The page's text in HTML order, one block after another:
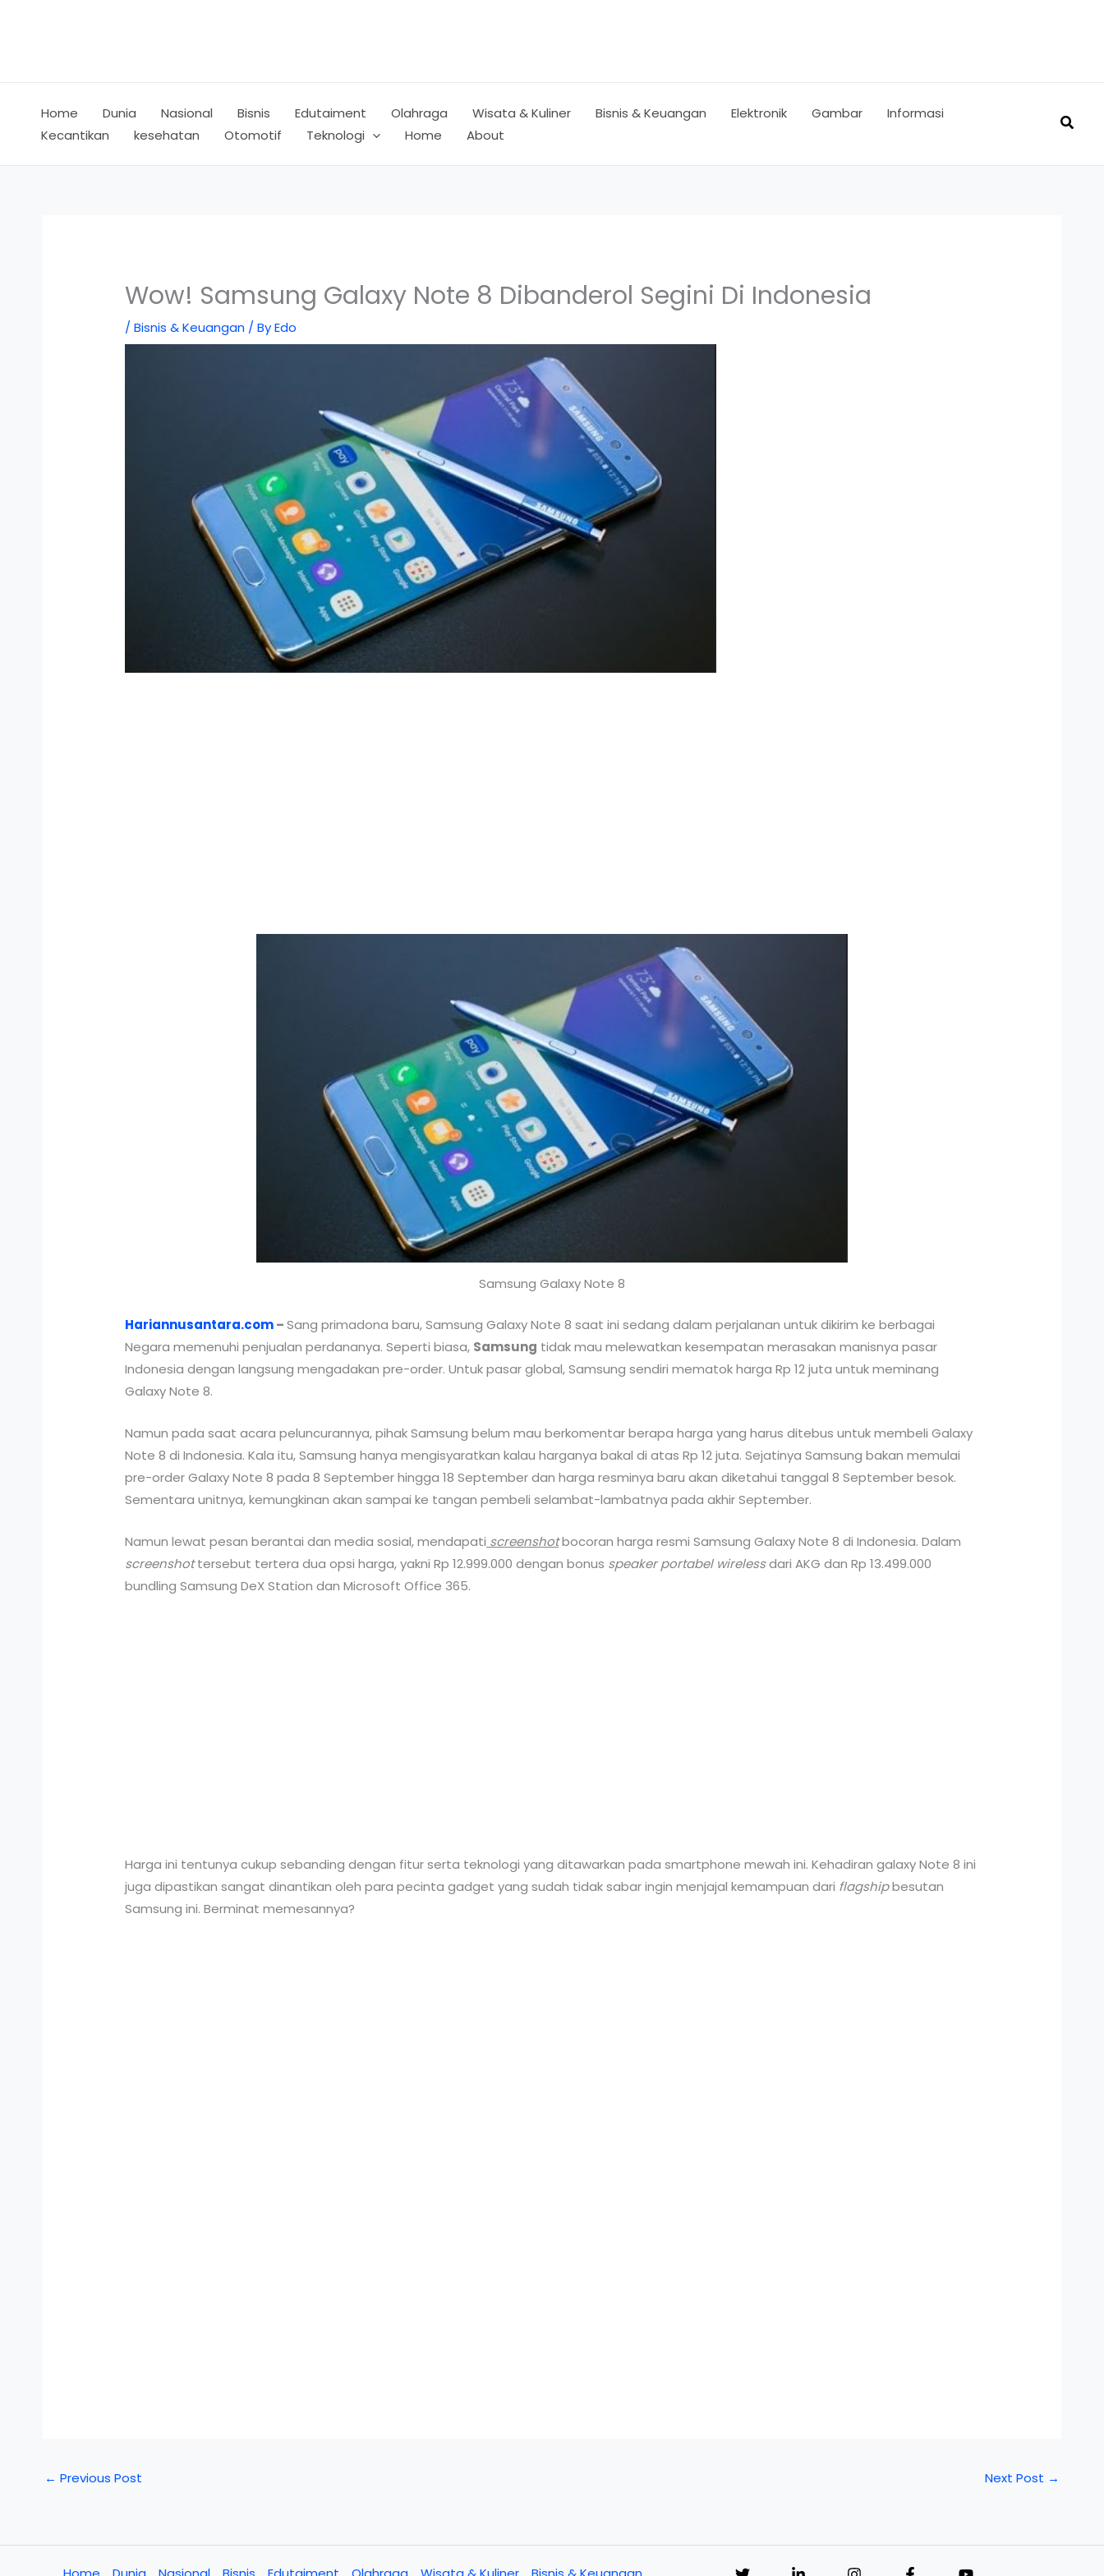
Home Dunia Nasional Bisnis Edutaiment Olahraga Wisata & Kuliner Bisnis & Keuangan Elektronik Gambar
Informasi
Kecantikan
kesehatan Otomotif Teknologi Home About
Wow! Samsung Galaxy Note 8 Dibanderol Segini Di Indonesia
/Bisnis & Keuangan / ByEdo
Samsung Galaxy Note 8
Hariannusantara.com–Sang primadona baru, Samsung Galaxy Note 8 saat ini sedang dalam perjalanan untuk dikirim ke berbagai
Negara memenuhi penjualan perdananya. Seperti biasa, Samsung tidak mau melewatkan kesempatan merasakan manisnya pasar
Indonesia dengan langsung mengadakan pre-order. Untuk pasar global, Samsung sendiri mematok harga Rp 12 juta untuk meminang
Galaxy Note 8.
Namun pada saat acara peluncurannya, pihak Samsung belum mau berkomentar berapa harga yang harus ditebus untuk membeli Galaxy
Note 8 di Indonesia. Kala itu, Samsung hanya mengisyaratkan kalau harganya bakal di atas Rp 12 juta. Sejatinya Samsung bakan memulai
pre-order Galaxy Note 8 pada 8 September hingga 18 September dan harga resminya baru akan diketahui tanggal 8 September besok.
Sementara unitnya, kemungkinan akan sampai ke tangan pembeli selambat-lambatnya pada akhir September.
Namun lewat pesan berantai dan media sosial, mendapati screenshotbocoran harga resmi Samsung Galaxy Note 8 di Indonesia. Dalam
screenshottersebut tertera dua opsi harga, yakni Rp 12.999.000 dengan bonus speaker portabel wirelessdari AKG dan Rp 13.499.000
bundling Samsung DeX Station dan Microsoft Office 365.
Harga ini tentunya cukup sebanding dengan fitur serta teknologi yang ditawarkan pada smartphone mewah ini. Kehadiran galaxy Note 8 ini
juga dipastikan sangat dinantikan oleh para pecinta gadget yang sudah tidak sabar ingin menjajal kemampuan dari flagshipbesutan
Samsung ini. Berminat memesannya?
← Previous Post Next Post →